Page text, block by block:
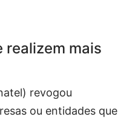
realizem mais
revogou
ou entidades que